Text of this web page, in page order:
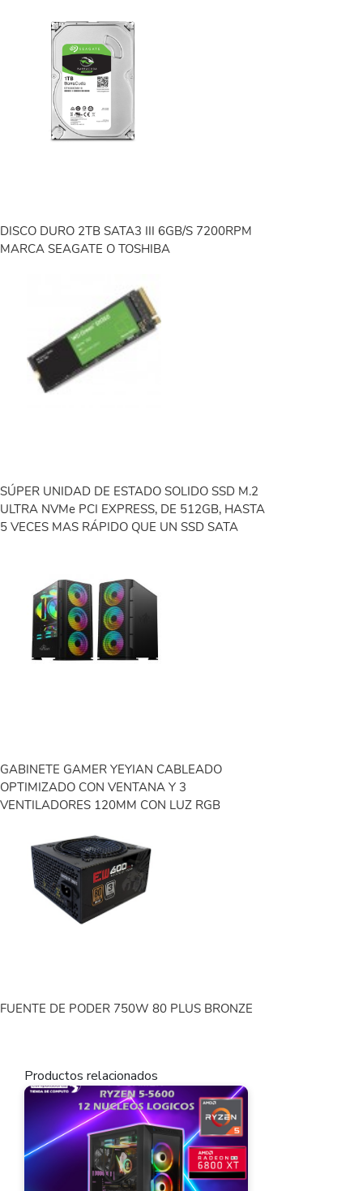
DISCO DURO 2TB SATA3 III 6GB/S 7200RPM
MARCA SEAGATE O TOSHIBA
SÚPER UNIDAD DE ESTADO SOLIDO SSD M.2
ULTRA NVMe PCI EXPRESS, DE 512GB, HASTA
5 VECES MAS RÁPIDO QUE UN SSD SATA
GABINETE GAMER YEYIAN CABLEADO
OPTIMIZADO CON VENTANA Y 3
VENTILADORES 120MM CON LUZ RGB
FUENTE DE PODER 750W 80 PLUS BRONZE
Productos relacionados